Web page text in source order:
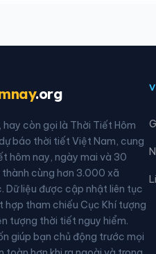
La
.org
còn gọi là Thời Tiết Hôm
báo thời tiết Việt Nam, cung
hôm nay, ngày mai và 30
cùng hơn 3.000 xã
Dữ liệu được cập nhật liên tục
hợp tham chiếu Cục Khí tượng
tượng thời tiết nguy hiểm.
giúp bạn chủ động trước mọi